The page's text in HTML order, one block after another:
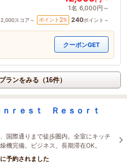
1名 6,000円～
スコア～ ポイント 2% 240ポイント～
クーポンGET
ランをみる（16件）
ｅｓｔ Ｒｅｓｏｒｔ
国際通りまで徒歩圏内。全室にキッチ
機完備。ビジネス、長期滞在OK。
予約されました